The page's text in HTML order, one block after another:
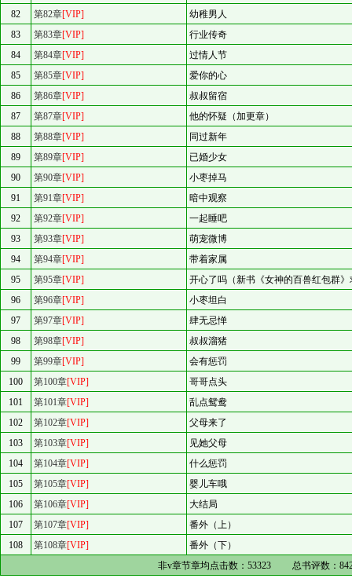
82
第82章[VIP]
幼稚男人
83
第83章[VIP]
行业传奇
84
第84章[VIP]
过情人节
85
第85章[VIP]
爱你的心
86
第86章[VIP]
叔叔留宿
87
第87章[VIP]
他的怀疑（加更章）
88
第88章[VIP]
同过新年
89
第89章[VIP]
已婚少女
90
第90章[VIP]
小枣掉马
91
第91章[VIP]
暗中观察
92
第92章[VIP]
一起睡吧
93
第93章[VIP]
萌宠微博
94
第94章[VIP]
带着家属
95
第95章[VIP]
开心了吗（新书《女神的百兽红包群》
96
第96章[VIP]
小枣坦白
97
第97章[VIP]
肆无忌惮
98
第98章[VIP]
叔叔溜猪
99
第99章[VIP]
会有惩罚
100
第100章[VIP]
哥哥点头
101
第101章[VIP]
乱点鸳鸯
102
第102章[VIP]
父母来了
103
第103章[VIP]
见她父母
104
第104章[VIP]
什么惩罚
105
第105章[VIP]
婴儿车哦
106
第106章[VIP]
大结局
107
第107章[VIP]
番外（上）
108
第108章[VIP]
番外（下）
非v章节章均点击数： 53323 总书评数：